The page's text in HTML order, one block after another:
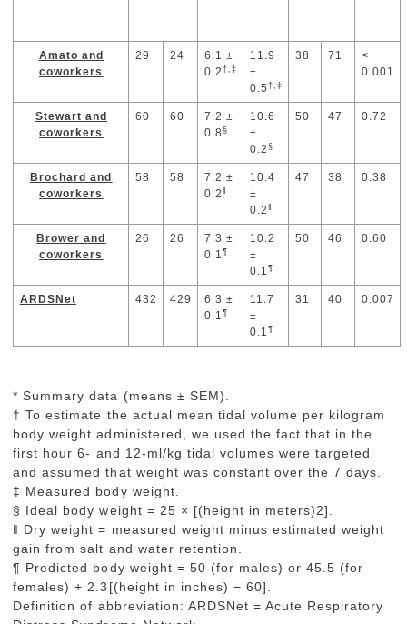
Amato and
coworkers
29 24
6.1 ±
0.2 †,‡
11.9
±
0.5 †,‡
38 71
<
0.001
Stewart and
coworkers
60 60
7.2 ±
0.8 §
10.6
±
0.2 §
50 47 0.72
Brochard and
coworkers
58 58
7.2 ±
0.2
10.4
±
0.2
47 38 0.38
Brower and
coworkers
26 26
7.3 ±
0.1 ¶
10.2
±
0.1 ¶
50 46 0.60
ARDSNet 432 429
6.3 ±
0.1 ¶
11.7
±
0.1 ¶
31 40 0.007
* Summary data (means ± SEM).
† To estimate the actual mean tidal volume per kilogram
body weight administered, we used the fact that in the
first hour 6- and 12-ml/kg tidal volumes were targeted
and assumed that weight was constant over the 7 days.
‡ Measured body weight.
§ Ideal body weight = 25 × [(height in meters)2].
‖ Dry weight = measured weight minus estimated weight
gain from salt and water retention.
¶ Predicted body weight = 50 (for males) or 45.5 (for
females) + 2.3[(height in inches) − 60].
Definition of abbreviation: ARDSNet = Acute Respiratory